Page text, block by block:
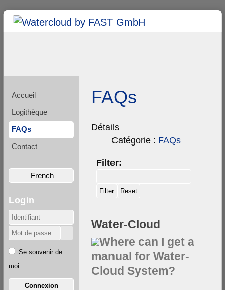
Accueil
Logithèque
FAQs
Contact
French
Login
Se souvenir de
moi
Connexion
FAQs
Détails
Catégorie : FAQs
Filter:
Water-Cloud
Where can I get a
manual for Water-
Cloud System?